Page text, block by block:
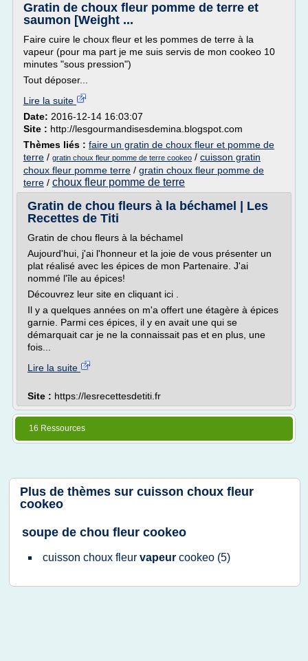
Gratin de choux fleur pomme de terre et
saumon [Weight ...
Faire cuire le choux fleur et les pommes de terre à la
vapeur (pour ma part je me suis servis de mon cookeo 10
minutes "sous pression")
Tout déposer...
Lire la suite
Date: 2016-12-14 16:03:07
Site : http://lesgourmandisesdemina.blogspot.com
Thèmes liés : faire un gratin de choux fleur et pomme de
terre / gratin choux fleur pomme de terre cookeo / cuisson gratin
choux fleur pomme terre / gratin choux fleur pomme de
terre / choux fleur pomme de terre
Gratin de chou fleurs à la béchamel | Les
Recettes de Titi
Gratin de chou fleurs à la béchamel
Aujourd'hui, j'ai l'honneur et la joie de vous présenter un
plat réalisé avec les épices de mon Partenaire. J'ai
nommé l'île au épices!
Découvrez leur site en cliquant ici .
Il y a quelques années on m'a offert une étagère à épices
garnie. Parmi ces épices, il y en avait une qui se
démarquait car je ne la connaissait pas et en plus, une
fois...
Lire la suite
Site : https://lesrecettesdetiti.fr
16 Ressources
Plus de thèmes sur cuisson choux fleur
cookeo
soupe de chou fleur cookeo
cuisson choux fleur vapeur cookeo (5)